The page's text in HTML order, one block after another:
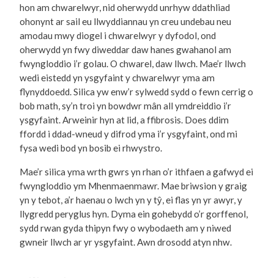
hon am chwarelwyr, nid oherwydd unrhyw ddathliad
ohonynt ar sail eu llwyddiannau yn creu undebau neu
amodau mwy diogel i chwarelwyr y dyfodol, ond
oherwydd yn fwy diweddar daw hanes gwahanol am
fwyngloddio i’r golau. O chwarel, daw llwch. Mae’r llwch
wedi eistedd yn ysgyfaint y chwarelwyr yma am
flynyddoedd. Silica yw enw’r sylwedd sydd o fewn cerrig o
bob math, sy’n troi yn bowdwr mân all ymdreiddio i’r
ysgyfaint. Arweinir hyn at lid, a ffibrosis. Does ddim
ffordd i ddad-wneud y difrod yma i’r ysgyfaint, ond mi
fysa wedi bod yn bosib ei rhwystro.
Mae’r silica yma wrth gwrs yn rhan o’r ithfaen a gafwyd ei
fwyngloddio ym Mhenmaenmawr. Mae briwsion y graig
yn y tebot, a’r haenau o lwch yn y tŷ, ei flas yn yr awyr, y
llygredd peryglus hyn. Dyma ein gohebydd o’r gorffenol,
sydd rwan gyda thipyn fwy o wybodaeth am y niwed
gwneir llwch ar yr ysgyfaint. Awn drosodd atyn nhw.